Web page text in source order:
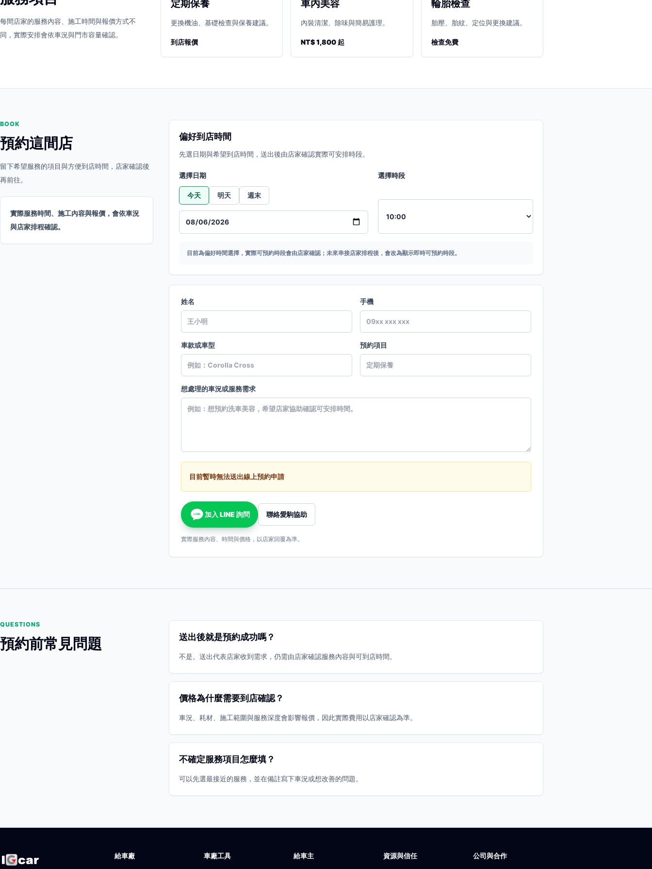
立即預約 開啟地圖 其他店家
每間店家的服務內容、施工時間與報價方式不
同，實際安排會依車況與門市容量確認。
定期保養
更換機油、基礎檢查與保養建議。
到店報價
車內美容
內裝清潔、除味與簡易護理。
NT$ 1,800 起
輪胎檢查
胎壓、胎紋、定位與更換建議。
檢查免費
BOOK
預約這間店
留下希望服務的項目與方便到店時間，店家確認後
再前往。
實際服務時間、施工內容與報價，會依車況
與店家排程確認。
偏好到店時間
先選日期與希望到店時間，送出後由店家確認實際可安排時段。
選擇日期
今天 明天 週末
選擇時段
目前為偏好時間選擇，實際可預約時段會由店家確認；未來串接店家排程後，會改為顯示即時可預約時段。
姓名 手機
車款或車型 預約項目
想處理的車況或服務需求
目前暫時無法送出線上預約申請
LINE 加入 LINE 詢問 聯絡愛駒協助
實際服務內容、時間與價格，以店家回覆為準。
QUESTIONS
預約前常見問題 送出後就是預約成功嗎？
不是。送出代表店家收到需求，仍需由店家確認服務內容與可到店時間。
價格為什麼需要到店確認？
車況、耗材、施工範圍與服務深度會影響報價，因此實際費用以店家確認為準。
不確定服務項目怎麼填？
可以先選最接近的服務，並在備註寫下車況或想改善的問題。
給車廠 車廠工具 給車主 資源與信任 公司與合作